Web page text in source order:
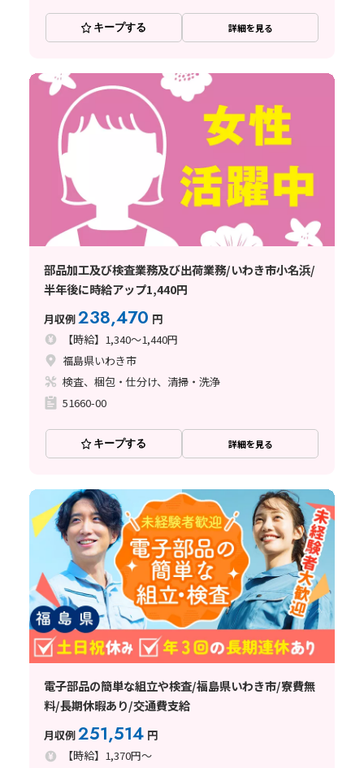
キープする 詳細を見る
部品加工及び検査業務及び出荷業務/いわき市小名浜/
半年後に時給アップ1,440円
月収例238,470 円
【時給】1,340～1,440円
福島県いわき市
検査、梱包・仕分け、清掃・洗浄
51660-00
キープする 詳細を見る
電子部品の簡単な組立や検査/福島県いわき市/寮費無
料/長期休暇あり/交通費支給
月収例251,514 円
【時給】1,370円～